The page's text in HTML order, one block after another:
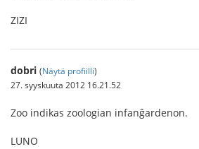
ZIZI
dobri (Näytä profiilli)
27. syyskuuta 2012 16.21.52
Zoo indikas zoologian infanĝardenon.
LUNO